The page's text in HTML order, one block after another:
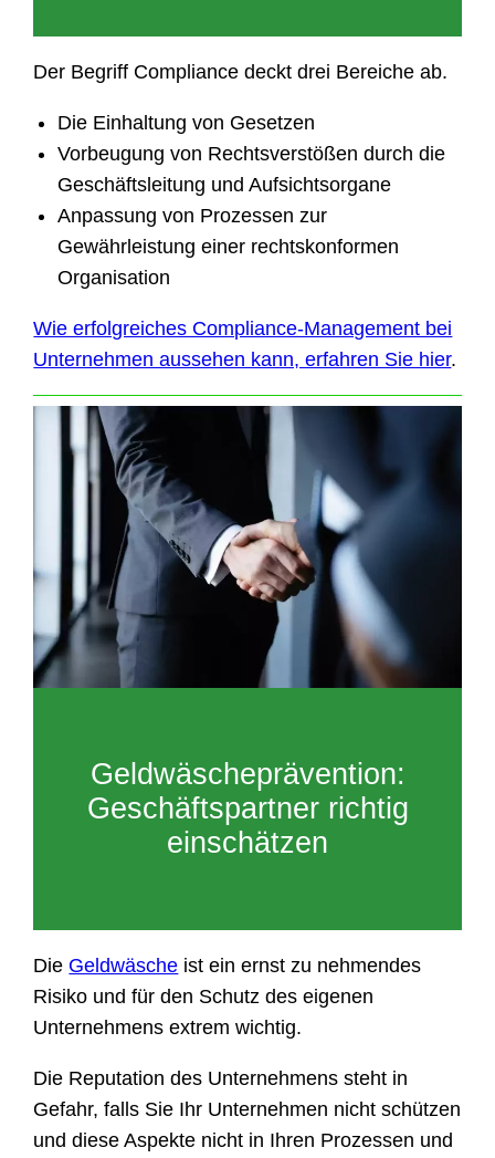
Der Begriff Compliance deckt drei Bereiche ab.
Die Einhaltung von Gesetzen
Vorbeugung von Rechtsverstößen durch die
Geschäftsleitung und Aufsichtsorgane
Anpassung von Prozessen zur
Gewährleistung einer rechtskonformen
Organisation
Wie erfolgreiches Compliance-Management bei
Unternehmen aussehen kann, erfahren Sie hier.
Geldwäscheprävention:
Geschäftspartner richtig
einschätzen
Die Geldwäsche ist ein ernst zu nehmendes
Risiko und für den Schutz des eigenen
Unternehmens extrem wichtig.
Die Reputation des Unternehmens steht in
Gefahr, falls Sie Ihr Unternehmen nicht schützen
und diese Aspekte nicht in Ihren Prozessen und